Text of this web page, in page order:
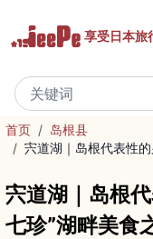
享受日本旅
首页 / 岛根县
/ 宍道湖｜岛根代表性
宍道湖｜岛根
七珍”湖畔美食